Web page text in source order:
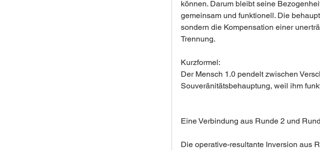
können. Darum bleibt seine
gemeinsam und funktionell. Die
sondern die Kompensation einer
Trennung.
Kurzformel:
Der Mensch 1.0 pendelt zwischen
Souveränitätsbehauptung, weil ihm
Eine Verbindung aus Runde 2 und
Die operative-resultante Inversion aus